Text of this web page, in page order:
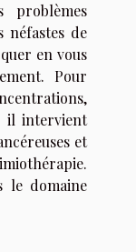
problèmes
néfastes de
en vous
Pour
il intervient
et
le domaine